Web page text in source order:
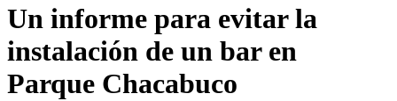
Un informe para evitar la
instalación de un bar en
Parque Chacabuco